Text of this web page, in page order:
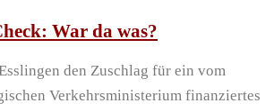
War da was?
den Zuschlag für ein vom
Verkehrsministerium finanziertes